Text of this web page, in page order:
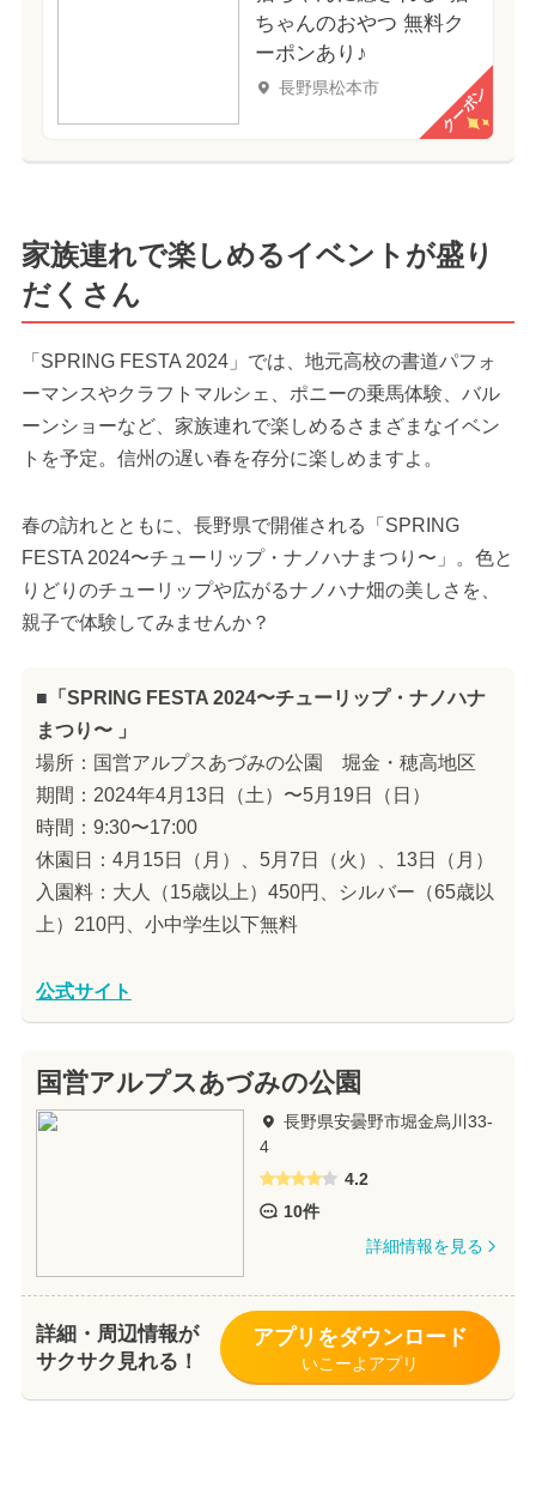
ちゃんのおやつ 無料ク
ーポンあり♪
長野県松本市 クーポン
家族連れで楽しめるイベントが盛り
だくさん
「SPRING FESTA 2024」では、地元高校の書道パフォ
ーマンスやクラフトマルシェ、ポニーの乗馬体験、バル
ーンショーなど、家族連れで楽しめるさまざまなイベン
トを予定。信州の遅い春を存分に楽しめますよ。
春の訪れとともに、長野県で開催される「SPRING
FESTA 2024〜チューリップ・ナノハナまつり〜」。色と
りどりのチューリップや広がるナノハナ畑の美しさを、
親子で体験してみませんか？
■「SPRING FESTA 2024〜チューリップ・ナノハナ
まつり〜 」
場所：国営アルプスあづみの公園 堀金・穂高地区
期間：2024年4月13日（土）〜5月19日（日）
時間：9:30〜17:00
休園日：4月15日（月）、5月7日（火）、13日（月）
入園料：大人（15歳以上）450円、シルバー（65歳以
上）210円、小中学生以下無料
公式サイト
国営アルプスあづみの公園
長野県安曇野市堀金烏川33-
4
4.2
10件
詳細情報を見る
詳細・周辺情報が
サクサク見れる！
アプリをダウンロード
いこーよアプリ